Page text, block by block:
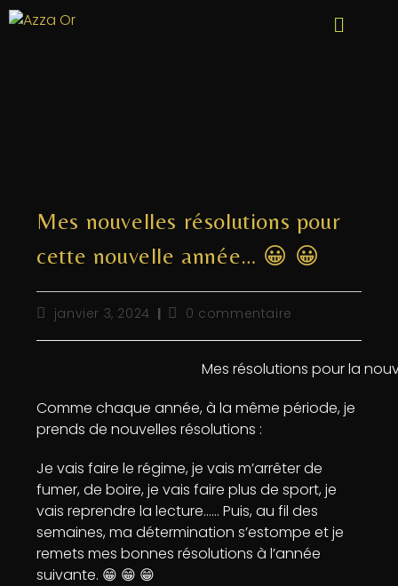
Mes nouvelles résolutions pour
cette nouvelle année… 😀 😀
janvier 3, 2024 0 commentaire
Mes résolutions pour la
Comme chaque année, à la même période, je
prends de nouvelles résolutions :
Je vais faire le régime, je vais m’arrêter de
fumer, de boire, je vais faire plus de sport, je
vais reprendre la lecture…… Puis, au fil des
semaines, ma détermination s’estompe et je
remets mes bonnes résolutions à l’année
suivante. 😁 😁 😁